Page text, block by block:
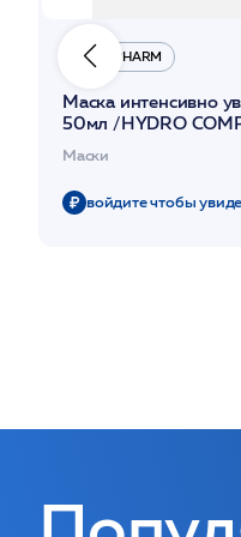
MESOPHARM
Маска интенсивно
50мл /HYDRO
Маски
войдите чтобы